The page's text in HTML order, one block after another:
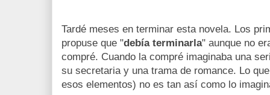
Tardé meses en terminar esta novela. Los
propuse que "debía terminarla" aunque no
compré. Cuando la compré imaginaba una
su secretaria y una trama de romance. Lo
esos elementos) no es tan así como lo